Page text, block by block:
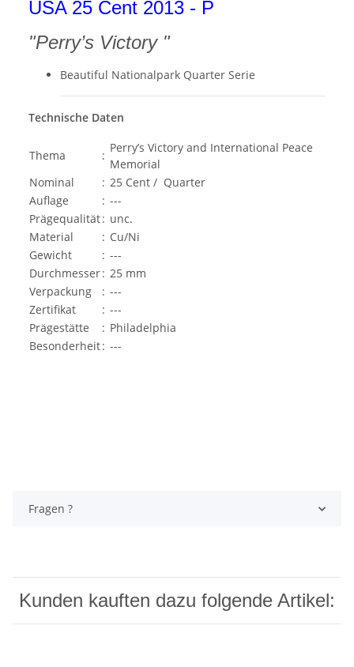
USA 25 Cent 2013 - P
"Perry’s Victory "
Beautiful Nationalpark Quarter Serie
Technische Daten
Thema :
Perry’s Victory and International Peace
Memorial
Nominal
: 25 Cent / Quarter
Auflage
: ---
Prägequalität: unc.
Material
: Cu/Ni
Gewicht
: ---
Durchmesser: 25 mm
Verpackung
: ---
Zertifikat
: ---
Prägestätte
: Philadelphia
Besonderheit: ---
Fragen ?
Kunden kauften dazu folgende Artikel: